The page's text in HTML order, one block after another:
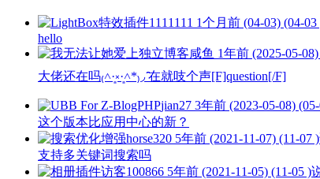
1111111 1个月前 (04-03) (04-03
hello
咸鱼 1年前 (2025-05-08)
大佬还在吗₍˄·͈༝·͈˄*₎◞ ̑̑在就吱个声[F]question[/F]
jian27 3年前 (2023-05-08) (05-
这个版本比应用中心的新？
horse320 5年前 (2021-11-07) (11-07 )
支持多关键词搜索吗
访客100866 5年前 (2021-11-05) (11-05 )